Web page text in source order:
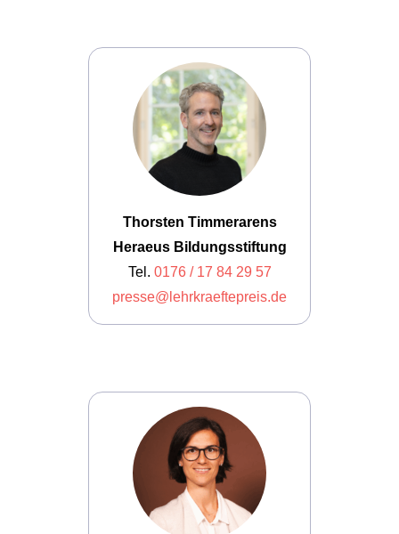
Thorsten Timmerarens
Heraeus Bildungsstiftung
Tel. 0176 / 17 84 29 57
presse@lehrkraeftepreis.de